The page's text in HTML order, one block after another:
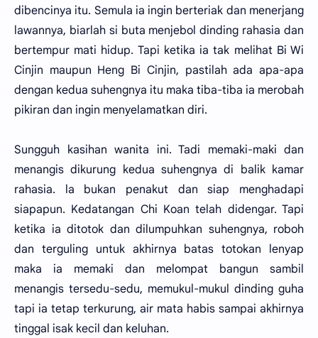
dibencinya itu. Semula ia ingin berteriak dan menerjang
lawannya, biarlah si buta menjebol dinding rahasia dan
bertempur mati hidup. Tapi ketika ia tak melihat Bi Wi
Cinjin maupun Heng Bi Cinjin, pastilah ada apa-apa
dengan kedua suhengnya itu maka tiba-tiba ia merobah
pikiran dan ingin menyelamatkan diri.
Sungguh kasihan wanita ini. Tadi memaki-maki dan
menangis dikurung kedua suhengnya di balik kamar
rahasia. la bukan penakut dan siap menghadapi
siapapun. Kedatangan Chi Koan telah didengar. Tapi
ketika ia ditotok dan dilumpuhkan suhengnya, roboh
dan terguling untuk akhirnya batas totokan lenyap
maka ia memaki dan melompat bangun sambil
menangis tersedu-sedu, memukul-mukul dinding guha
tapi ia tetap terkurung, air mata habis sampai akhirnya
tinggal isak kecil dan keluhan.